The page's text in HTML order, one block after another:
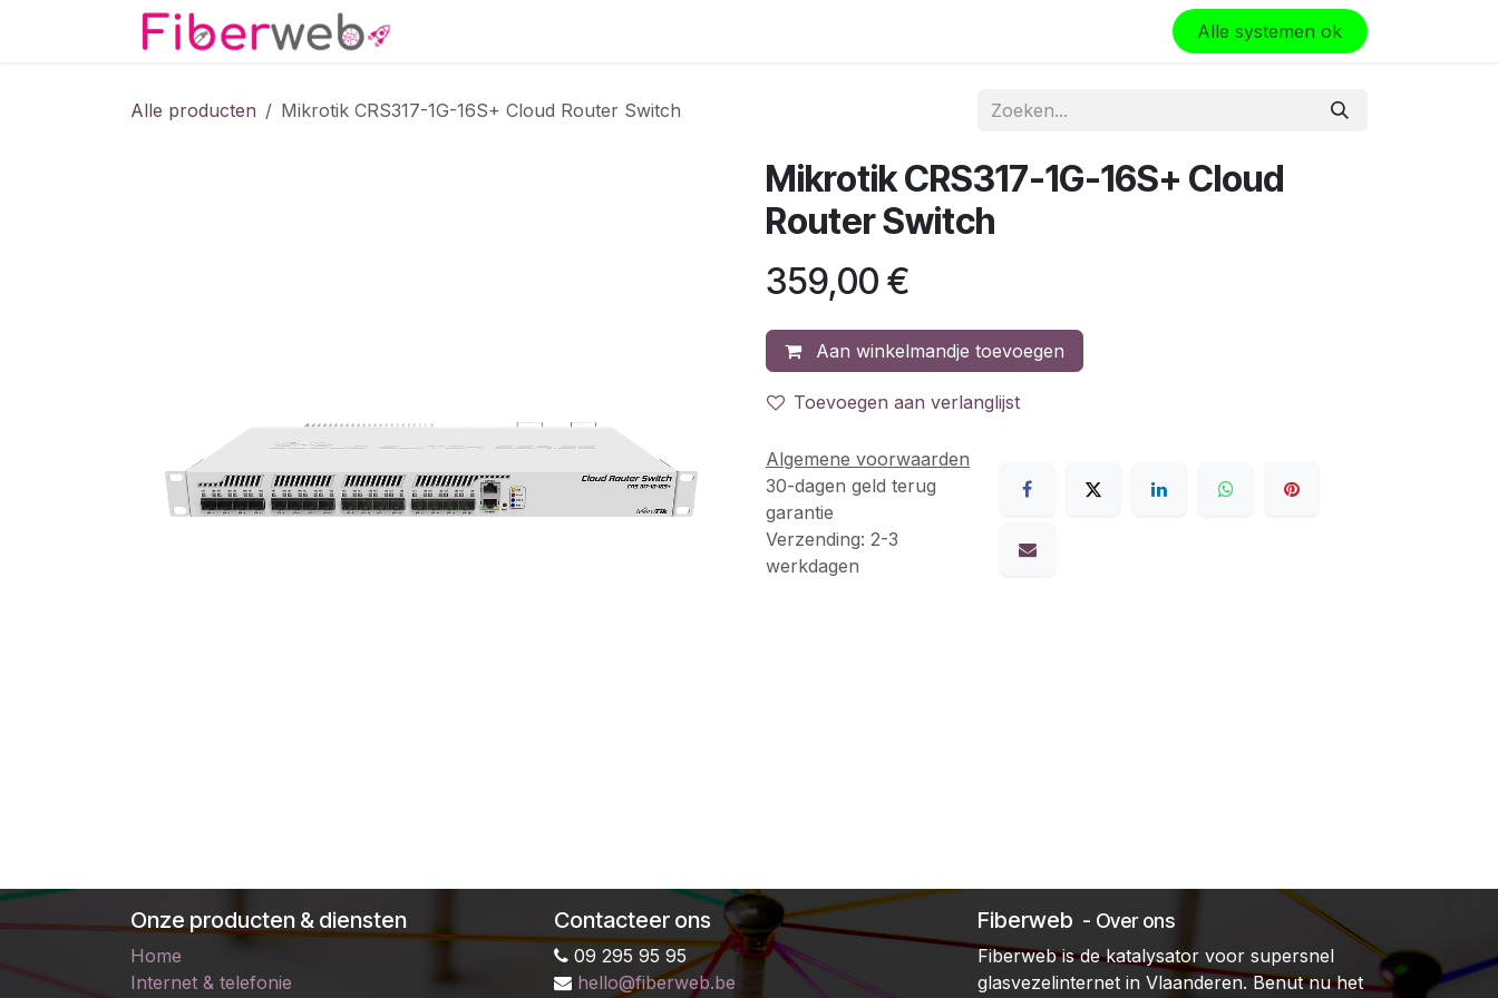
Overslaan naar inhoud
Alle systemen ok
Alle producten Mikrotik CRS317-1G-16S+ Cloud Router Switch
Mikrotik CRS317-1G-16S+ Cloud
Router Switch
359,00 €
Aan winkelmandje toevoegen
Toevoegen aan verlanglijst
Algemene voorwaarden
30-dagen geld terug
garantie
Verzending: 2-3
werkdagen
Onze producten & diensten
Home
Internet & telefonie
Contacteer ons
09 295 95 95
hello@fiberweb.be
Fiberweb - Over ons
Fiberweb is de katalysator voor supersnel
glasvezelinternet in Vlaanderen. Benut nu het